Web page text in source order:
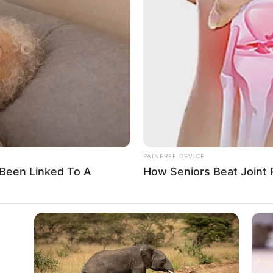
το δάσος και τα παιδιά ξεκινούν με αυτή τη γνώση στο
μάθημα μεγάλο, επιστήμη, υπάρχει επαγγελματική ειδικότητα,
γνώση που δεν αποκτιέται από την τηλεόραση και το ίντερνετ. Αν
να αναζητήσει γνώστες και όχι να γίνεται ουρά του κάθε
εδώ και το ΄”όλοι χαζοί μπορούμε”, που προκειμένου να
το νόμο της χορηγείας, δίνει ανταποδοτικά στους πολίτες κάτι
η “χορηγεία”, από την αρχαία Αθήνα παρακαλώ. Στα μέτρα τους
σου εξηγεί αυτό και τις δράσεις του πτώματος της
που-τα-εργοστασιάκια-της-γεμίσαν-με-καρκίνο-τα-παιδιά;)
Linked To A
PAINFREE DEVICE
How Seniors Beat Joint